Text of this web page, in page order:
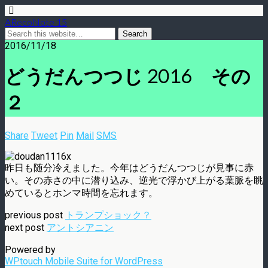
ARecoNote 15
2016/11/18
どうだんつつじ 2016 その
２
Share Tweet Pin Mail SMS
昨日も随分冷えました。今年はどうだんつつじが見事に赤
い。その赤さの中に潜り込み、逆光で浮かび上がる葉脈を眺
めているとホンマ時間を忘れます。
previous post トランプショック？
next post アントシアニン
Powered by
WPtouch Mobile Suite for WordPress